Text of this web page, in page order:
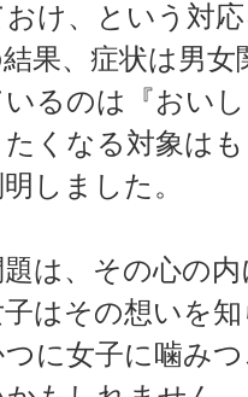
け、という対
果、症状は男女
るのは『おい
くなる対象は
しました。
は、その心の内
はその想いを
に女子に噛み